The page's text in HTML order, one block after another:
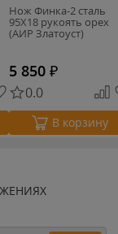
Нож Финка-2 сталь
95Х18 рукоять орех
(АИР Златоуст)
5 850 ₽
0.0
В корзину